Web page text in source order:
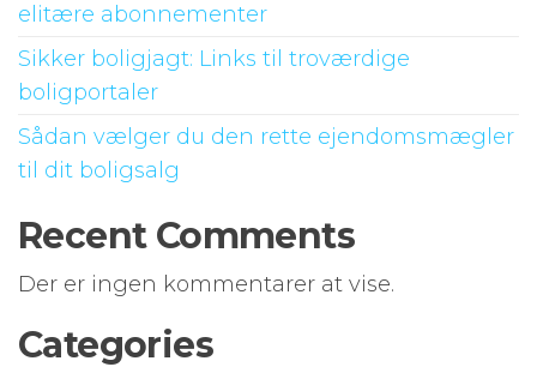
elitære abonnementer
Sikker boligjagt: Links til troværdige
boligportaler
Sådan vælger du den rette ejendomsmægler
til dit boligsalg
Recent Comments
Der er ingen kommentarer at vise.
Categories